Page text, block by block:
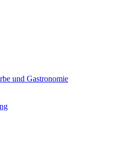
und Gastronomie